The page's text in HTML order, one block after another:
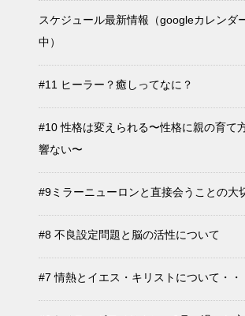
スケジュール最新情報（googleカレンダ
中）
#11 ヒーラー？癒しってなに？
#10 性格は変えられる〜性格に親の育て
響ない〜
#9ミラーニューロンと直接会うことの大
#8 不良設定問題と脳の活性について
#7 情熱とイエス・キリストについて・・